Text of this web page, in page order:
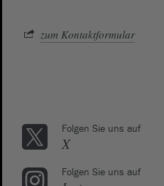
zum Kontaktformular
Folgen Sie uns auf
X
Folgen Sie uns auf